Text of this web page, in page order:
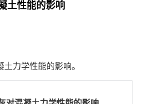
土性能的影响
力学性能的影响。